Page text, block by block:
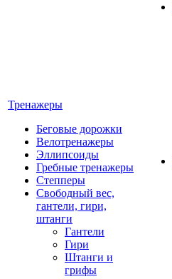
Тренажеры
Беговые дорожки
Велотренажеры
Эллипсоиды
Гребные тренажеры
Степперы
Свободный вес,
гантели, гири,
штанги
Гантели
Гири
Штанги и
грифы